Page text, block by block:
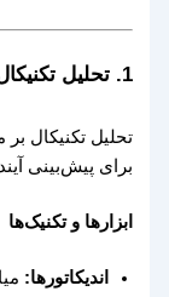
1. تحلیل تکنیکال (Technical Analysis)
تحلیل تکنیکال
برای پیش‌بینی
ابزارها و تکنیک‌ها
اندیکاتورها: